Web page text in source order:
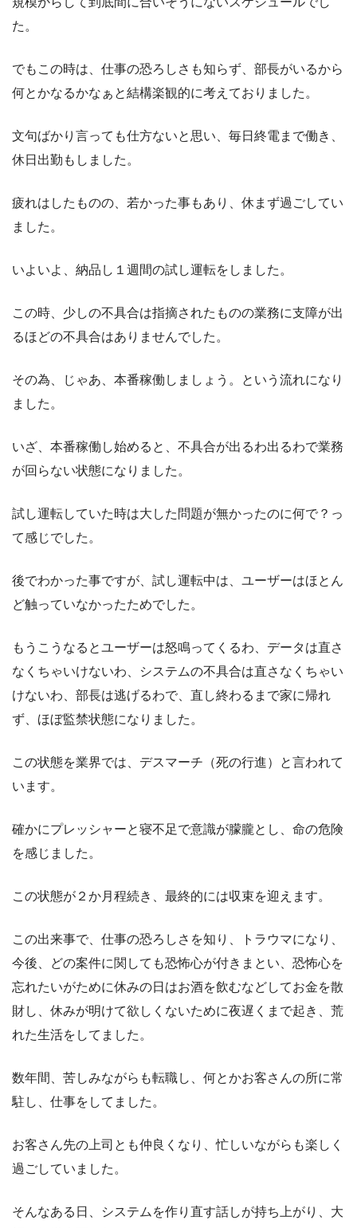
た。
でもこの時は、仕事の恐ろしさも知らず、部長がいるから
何とかなるかなぁと結構楽観的に考えておりました。
文句ばかり言っても仕方ないと思い、毎日終電まで働き、
休日出勤もしました。
疲れはしたものの、若かった事もあり、休まず過ごしてい
ました。
いよいよ、納品し１週間の試し運転をしました。
この時、少しの不具合は指摘されたものの業務に支障が出
るほどの不具合はありませんでした。
その為、じゃあ、本番稼働しましょう。という流れになり
ました。
いざ、本番稼働し始めると、不具合が出るわ出るわで業務
が回らない状態になりました。
試し運転していた時は大した問題が無かったのに何で？っ
て感じでした。
後でわかった事ですが、試し運転中は、ユーザーはほとん
ど触っていなかったためでした。
もうこうなるとユーザーは怒鳴ってくるわ、データは直さ
なくちゃいけないわ、システムの不具合は直さなくちゃい
けないわ、部長は逃げるわで、直し終わるまで家に帰れ
ず、ほぼ監禁状態になりました。
この状態を業界では、デスマーチ（死の行進）と言われて
います。
確かにプレッシャーと寝不足で意識が朦朧とし、命の危険
を感じました。
この状態が２か月程続き、最終的には収束を迎えます。
この出来事で、仕事の恐ろしさを知り、トラウマになり、
今後、どの案件に関しても恐怖心が付きまとい、恐怖心を
忘れたいがために休みの日はお酒を飲むなどしてお金を散
財し、休みが明けて欲しくないために夜遅くまで起き、荒
れた生活をしてました。
数年間、苦しみながらも転職し、何とかお客さんの所に常
駐し、仕事をしてました。
お客さん先の上司とも仲良くなり、忙しいながらも楽しく
過ごしていました。
そんなある日、システムを作り直す話しが持ち上がり、大